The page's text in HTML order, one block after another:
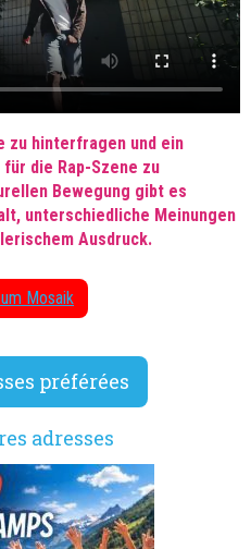
zu hinterfragen und ein
die Rap-Szene zu
Bewegung gibt es
unterschiedliche Meinungen
Ausdruck.
Mosaik
préférées
adresses